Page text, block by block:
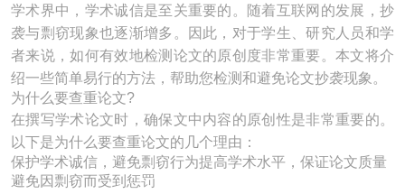
学术界中，学术诚信是至关重要的。随着互联网的发展，抄
袭与剽窃现象也逐渐增多。因此，对于学生、研究人员和学
者来说，如何有效地检测论文的原创度非常重要。本文将介
绍一些简单易行的方法，帮助您检测和避免论文抄袭现象。
为什么要查重论文?
在撰写学术论文时，确保文中内容的原创性是非常重要的。
以下是为什么要查重论文的几个理由：
保护学术诚信，避免剽窃行为提高学术水平，保证论文质量
避免因剽窃而受到惩罚